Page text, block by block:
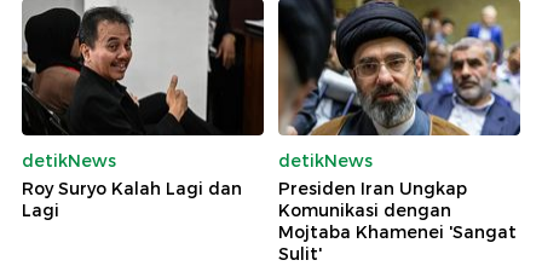
detikNews
Roy Suryo Kalah Lagi dan
Lagi
detikNews
Presiden Iran Ungkap
Komunikasi dengan
Mojtaba Khamenei 'Sangat
Sulit'